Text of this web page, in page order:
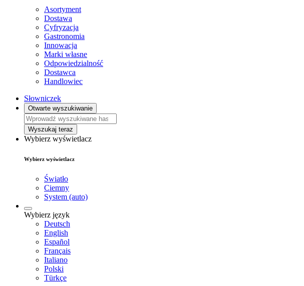
Asortyment
Dostawa
Cyfryzacja
Gastronomia
Innowacja
Marki własne
Odpowiedzialność
Dostawca
Handlowiec
Słowniczek
Otwarte wyszukiwanie
Wyszukaj teraz
Wybierz wyświetlacz
Wybierz wyświetlacz
Światło
Ciemny
System (auto)
Wybierz język
Deutsch
English
Español
Français
Italiano
Polski
Türkçe